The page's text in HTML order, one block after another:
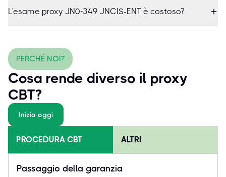
L'esame proxy JN0-349 JNCIS-ENT è costoso?
PERCHÉ NOI?
Cosa rende diverso il proxy
CBT?
Inizia oggi
PROCEDURA CBT ALTRI
Passaggio della garanzia